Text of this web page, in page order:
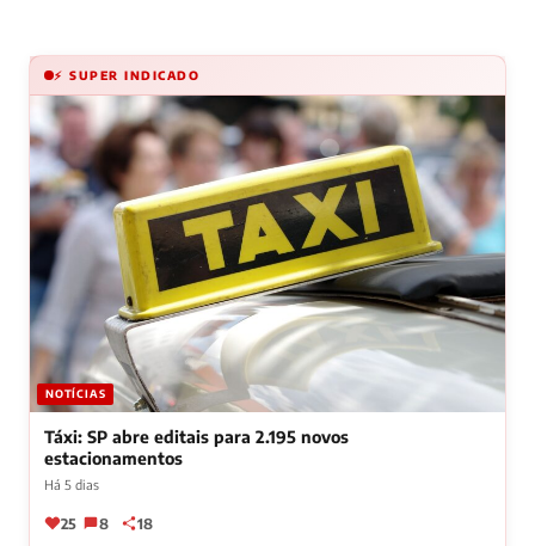
⚡ SUPER INDICADO
NOTÍCIAS
Táxi: SP abre editais para 2.195 novos
estacionamentos
Há 5 dias
25 8 18